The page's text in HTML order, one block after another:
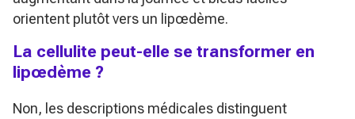
orientent plutôt vers un lipœdème.
La cellulite peut-elle se transformer en
lipœdème ?
Non, les descriptions médicales distinguent